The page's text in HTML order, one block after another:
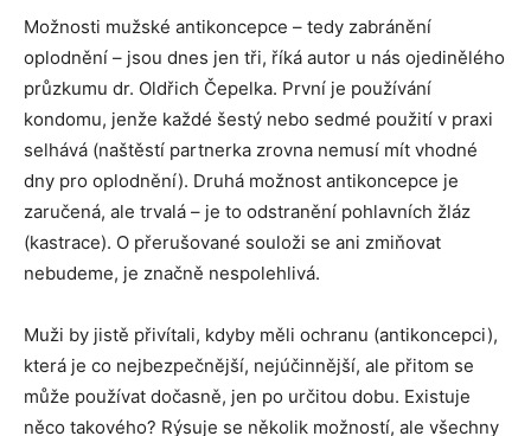
Možnosti mužské antikoncepce – tedy zabránění
oplodnění – jsou dnes jen tři, říká autor u nás ojedinělého
průzkumu dr. Oldřich Čepelka. První je používání
kondomu, jenže každé šestý nebo sedmé použití v praxi
selhává (naštěstí partnerka zrovna nemusí mít vhodné
dny pro oplodnění). Druhá možnost antikoncepce je
zaručená, ale trvalá – je to odstranění pohlavních žláz
(kastrace). O přerušované souloži se ani zmiňovat
nebudeme, je značně nespolehlivá.
Muži by jistě přivítali, kdyby měli ochranu (antikoncepci),
která je co nejbezpečnější, nejúčinnější, ale přitom se
může používat dočasně, jen po určitou dobu. Existuje
něco takového? Rýsuje se několik možností, ale všechny